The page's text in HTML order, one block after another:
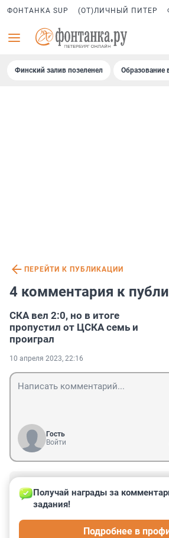
ФОНТАНКА SUP (ОТ)ЛИЧНЫЙ ПИТЕР
Финский залив позеленел Образование
ПЕРЕЙТИ К ПУБЛИКАЦИИ
4 комментария к
СКА вел 2:0, но в итоге
пропустил от ЦСКА семь и
проиграл
10 апреля 2023, 22:16
Гость
Войти
10 апреля 2023, 23:13
Возмутительно! Картон очень
провоцировал армейцев на
своего и выбили наших из колеи.
Получай награды за
задания!
Подробнее в